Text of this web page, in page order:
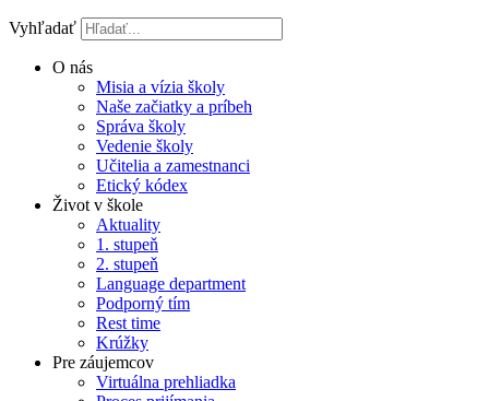
Vyhľadať
O nás
Misia a vízia školy
Naše začiatky a príbeh
Správa školy
Vedenie školy
Učitelia a zamestnanci
Etický kódex
Život v škole
Aktuality
1. stupeň
2. stupeň
Language department
Podporný tím
Rest time
Krúžky
Pre záujemcov
Virtuálna prehliadka